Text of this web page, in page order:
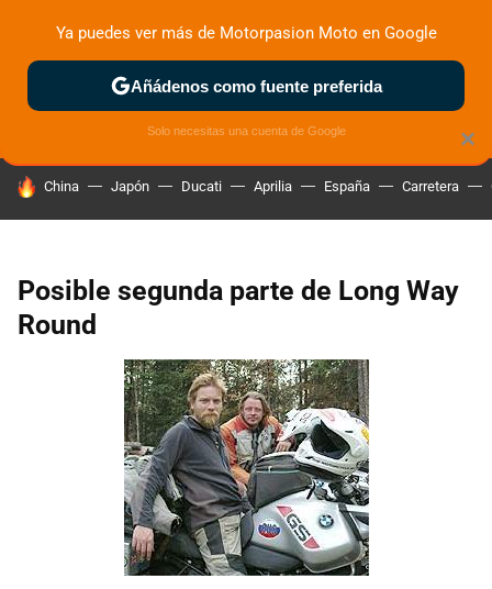
ZONA DE PRUEBAS DEPORTIVAS MOTOS ELÉCTRICAS
HOY SE HABLA DE
China Japón Ducati Aprilia España Carretera
Posible segunda parte de Long Way
Round
×
Ya puedes ver más de Motorpasion Moto en Google
Añádenos como fuente preferida
Solo necesitas una cuenta de Google